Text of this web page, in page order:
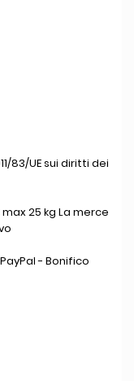
83/UE sui diritti dei
25 kg La merce
- Bonifico